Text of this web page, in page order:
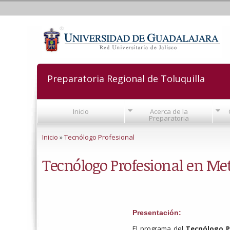
Preparatoria Regional de Toluquilla
Inicio Acerca de la
Preparatoria
Inicio »Tecnólogo Profesional
Tecnólogo Profesional en
Presentación: